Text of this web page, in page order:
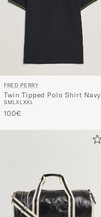
FRED PERRY
Twin Tipped Polo Shirt Navy
SMLXLXXL
100€